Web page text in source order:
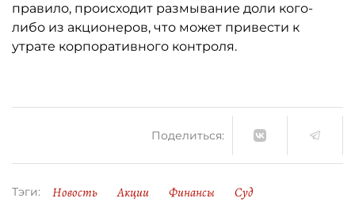
правило, происходит размывание доли кого-
либо из акционеров, что может привести к
утрате корпоративного контроля.
Поделиться:
Тэги: Новость Акции Финансы
Суд